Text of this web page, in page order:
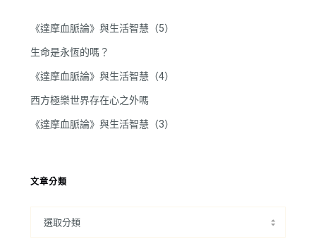
《達摩血脈論》與生活智慧（5）
生命是永恆的嗎？
《達摩血脈論》與生活智慧（4）
西方極樂世界存在心之外嗎
《達摩血脈論》與生活智慧（3）
文章分類